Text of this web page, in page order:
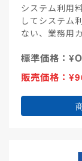
システム利用
してシステム
ない、業務用
標準価格：
販売価格：